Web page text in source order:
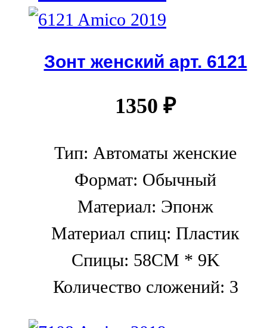
Зонт женский арт. 6121
1350 ₽
Тип: Автоматы женские
Формат: Обычный
Материал: Эпонж
Материал спиц: Пластик
Спицы: 58CM * 9K
Количество сложений: 3